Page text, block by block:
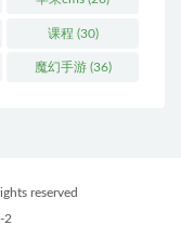
课程 (30)
魔幻手游(36)
reserved
2